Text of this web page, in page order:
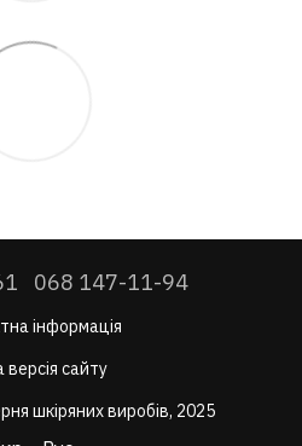
068 147-11-94
інформація
версія сайту
шкіряних виробів, 2025